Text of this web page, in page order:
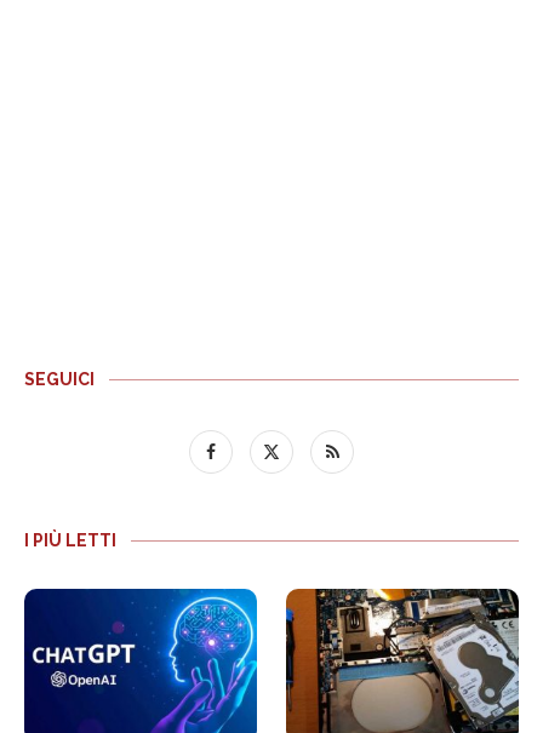
SEGUICI
I PIÙ LETTI